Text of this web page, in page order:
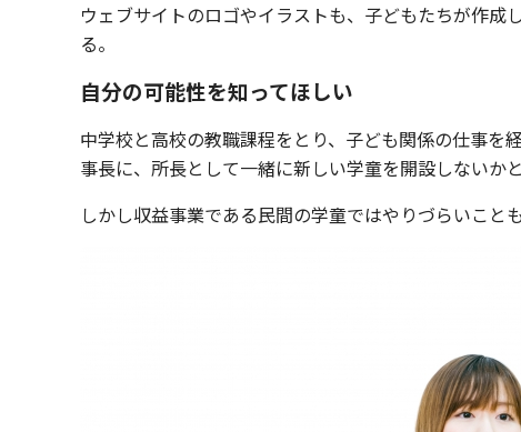
ウェブサイトのロゴやイラストも、子どもたちが作成
る。
自分の可能性を知ってほしい
中学校と高校の教職課程をとり、子ども関係の仕事
事長に、所長として一緒に新しい学童を開設しないか
しかし収益事業である民間の学童ではやりづらいこ